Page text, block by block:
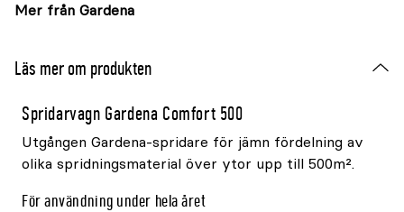
Mer från Gardena
Läs mer om produkten
Spridarvagn Gardena Comfort 500
Utgången Gardena-spridare för jämn fördelning av
olika spridningsmaterial över ytor upp till 500m².
För användning under hela året